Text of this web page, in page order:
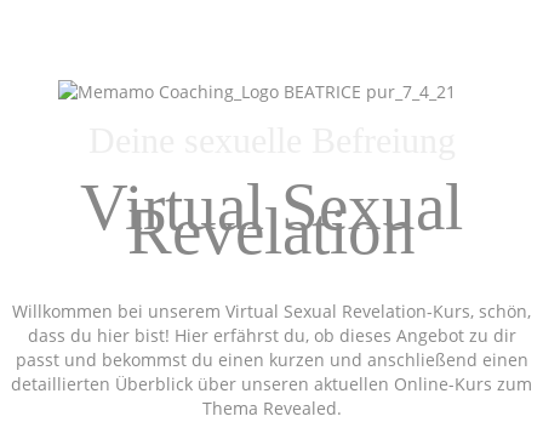
Virtual Sexual
Revelation
Willkommen bei unserem Virtual Sexual Revelation-Kurs, schön,
dass du hier bist! Hier erfährst du, ob dieses Angebot zu dir
passt und bekommst du einen kurzen und anschließend einen
detaillierten Überblick über unseren aktuellen Online-Kurs zum
Thema Revealed.